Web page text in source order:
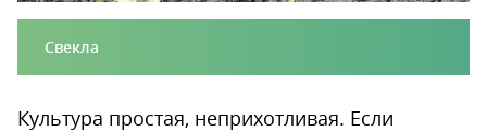
Свекла
Культура простая, неприхотливая. Если